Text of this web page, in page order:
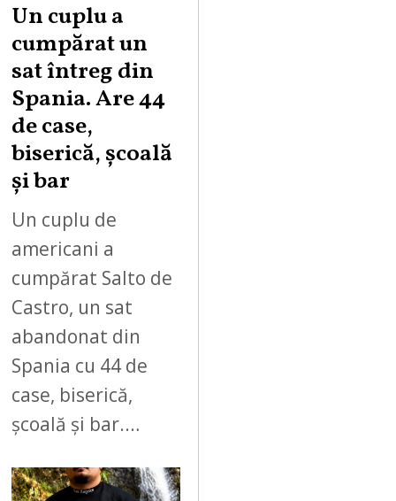
Un cuplu a
cumpărat un
sat întreg din
Spania. Are 44
de case,
biserică, școală
și bar
Un cuplu de
americani a
cumpărat Salto de
Castro, un sat
abandonat din
Spania cu 44 de
case, biserică,
școală și bar.…